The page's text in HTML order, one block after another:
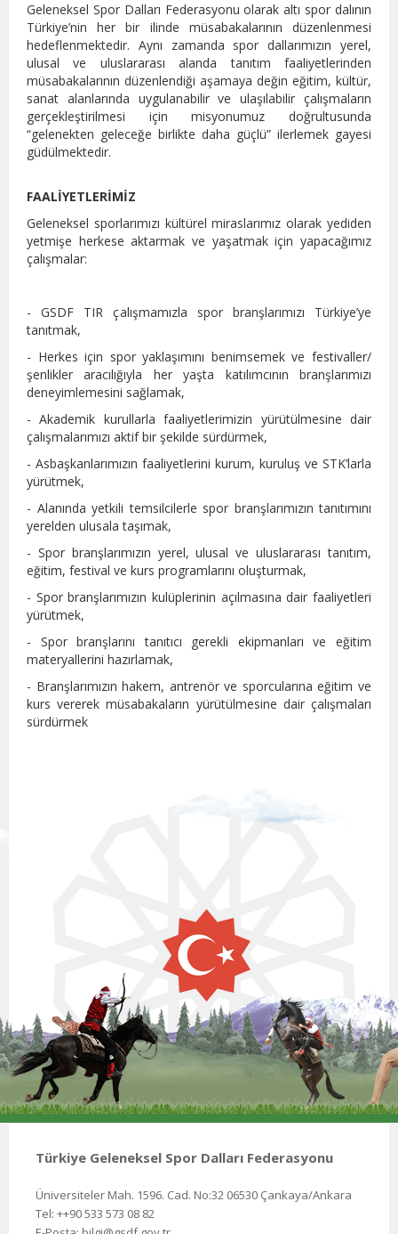
Geleneksel Spor Dalları Federasyonu olarak altı spor dalının
Türkiye’nin her bir ilinde müsabakalarının düzenlenmesi
hedeflenmektedir. Aynı zamanda spor dallarımızın yerel,
ulusal ve uluslararası alanda tanıtım faaliyetlerinden
müsabakalarının düzenlendiği aşamaya değin eğitim, kültür,
sanat alanlarında uygulanabilir ve ulaşılabilir çalışmaların
gerçekleştirilmesi için misyonumuz doğrultusunda
“gelenekten geleceğe birlikte daha güçlü” ilerlemek gayesi
güdülmektedir.
FAALİYETLERİMİZ
Geleneksel sporlarımızı kültürel miraslarımız olarak yediden
yetmişe herkese aktarmak ve yaşatmak için yapacağımız
çalışmalar:
- GSDF TIR çalışmamızla spor branşlarımızı Türkiye’ye
tanıtmak,
- Herkes için spor yaklaşımını benimsemek ve festivaller/
şenlikler aracılığıyla her yaşta katılımcının branşlarımızı
deneyimlemesini sağlamak,
- Akademik kurullarla faaliyetlerimizin yürütülmesine dair
çalışmalarımızı aktif bir şekilde sürdürmek,
- Asbaşkanlarımızın faaliyetlerini kurum, kuruluş ve STK’larla
yürütmek,
- Alanında yetkili temsilcilerle spor branşlarımızın tanıtımını
yerelden ulusala taşımak,
- Spor branşlarımızın yerel, ulusal ve uluslararası tanıtım,
eğitim, festival ve kurs programlarını oluşturmak,
- Spor branşlarımızın kulüplerinin açılmasına dair faaliyetleri
yürütmek,
- Spor branşlarını tanıtıcı gerekli ekipmanları ve eğitim
materyallerini hazırlamak,
- Branşlarımızın hakem, antrenör ve sporcularına eğitim ve
kurs vererek müsabakaların yürütülmesine dair çalışmaları
sürdürmek
Türkiye Geleneksel Spor Dalları Federasyonu
Üniversiteler Mah. 1596. Cad. No:32 06530 Çankaya/Ankara
Tel: ++90 533 573 08 82